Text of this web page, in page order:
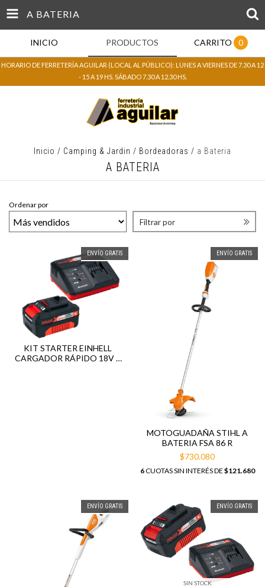
A BATERIA
INICIO PRODUCTOS CARRITO 0
HORARIO DE FERRETERÍA AGUILAR (LOCAL AL PÚBLICO): LUNES A VIERNES DE 7.30 A 12
- 15 A 19 HS. SÁBADO 7.30 A 12.30 HS.
Inicio / Camping & Jardin / Bordeadoras / a Bateria
A BATERIA
Ordenar por
Filtrar por
ENVÍO GRATIS
KIT STARTER EINHELL
CARGADOR RÁPIDO 18V +
ENVÍO GRATIS
MOTOGUADAÑA STIHL A
BATERIA FSA 86 R
$730.080
6CUOTAS SIN INTERÉS DE $121.680
ENVÍO GRATIS ENVÍO GRATIS
SIN STOCK